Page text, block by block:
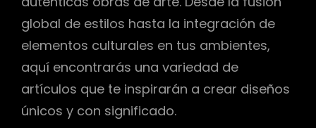
global de estilos hasta la integración de
elementos culturales en tus ambientes,
aquí encontrarás una variedad de
artículos que te inspirarán a crear diseños
únicos y con significado.